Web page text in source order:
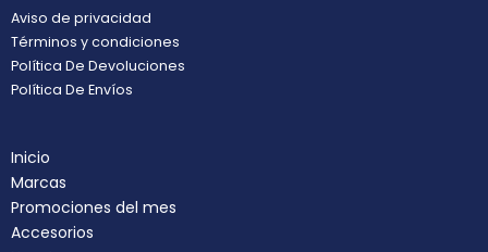
Aviso de privacidad
Términos y condiciones
Política De Devoluciones
Política De Envíos
Inicio
Marcas
Promociones del mes
Accesorios